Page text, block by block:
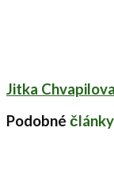
Jitka Chvapilova
Podobné články